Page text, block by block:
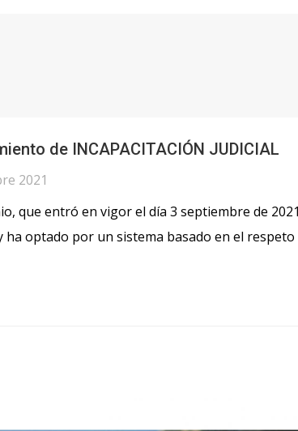
de INCAPACITACIÓN JUDICIAL
2021
que entró en vigor el día 3 septiembre de
ha optado por un sistema basado en el